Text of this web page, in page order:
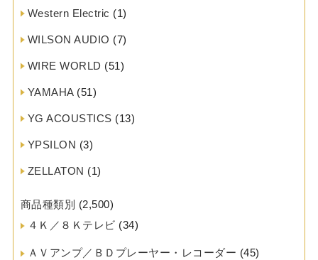
Western Electric (1)
WILSON AUDIO (7)
WIRE WORLD (51)
YAMAHA(51)
YG ACOUSTICS (13)
YPSILON (3)
ZELLATON (1)
商品種類別 (2,500)
４Ｋ／８Ｋテレビ (34)
ＡＶアンプ／ＢＤプレーヤー・レコーダー (45)